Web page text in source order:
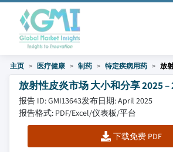
主页 医疗健康 制药 特定疾病用药 放
放射性皮炎市场 大小和分享 2025 –
报告 ID: GMI13643发布日期: April 2025
报告格式: PDF/Excel/仪表板/平台
下载免费 PDF